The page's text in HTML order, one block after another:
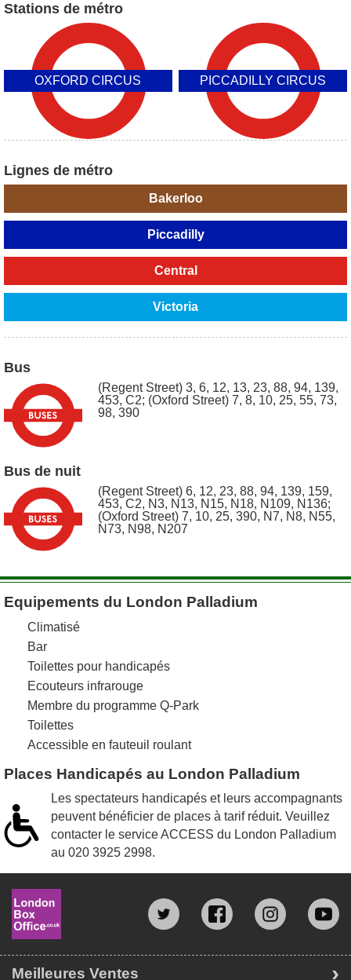
Equipements du London Palladium
Climatisé
Bar
Toilettes pour handicapés
Ecouteurs infrarouge
Membre du programme Q-Park
Toilettes
Accessible en fauteuil roulant
Places Handicapés au London Palladium
Les spectateurs handicapés et leurs accompagnants
peuvent bénéficier de places à tarif réduit. Veuillez
contacter le service ACCESS du London Palladium
au 020 3925 2998.
Stations de métro
OXFORD CIRCUS PICCADILLY CIRCUS
Lignes de métro
Bakerloo
Piccadilly
Central
Victoria
Bus
(Regent Street) 3, 6, 12, 13, 23, 88, 94, 139,
453, C2; (Oxford Street) 7, 8, 10, 25, 55, 73,
98, 390
Bus de nuit
(Regent Street) 6, 12, 23, 88, 94, 139, 159,
453, C2, N3, N13, N15, N18, N109, N136;
(Oxford Street) 7, 10, 25, 390, N7, N8, N55,
N73, N98, N207
Meilleures Ventes